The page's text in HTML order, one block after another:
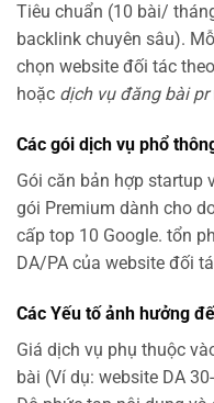
Tiêu chuẩn (10 bài/
backlink chuyên sâu).
chọn website đối tác
hoặc dịch vụ đăng bài pr
Các gói dịch vụ phổ
Gói căn bản hợp startup
gói Premium dành cho
cấp top 10 Google. tổn
DA/PA của website đối
Các Yếu tố ảnh hưởng
Giá dịch vụ phụ thuộc
bài (Ví dụ: website DA